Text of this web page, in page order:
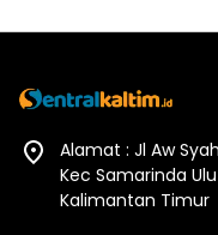
Alamat : Jl Aw
Kec Samarinda
Kalimantan Timur